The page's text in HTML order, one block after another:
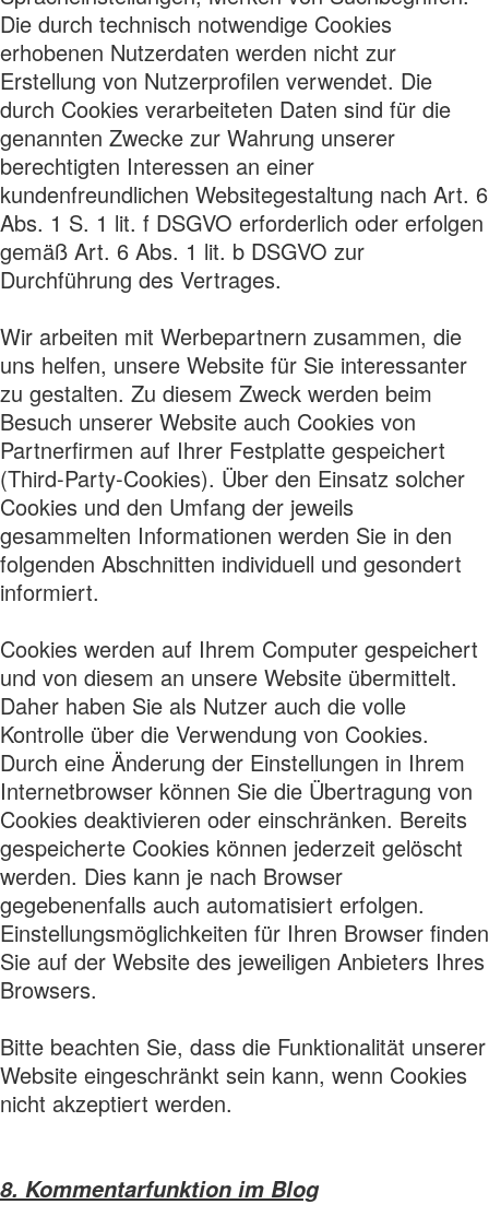
Die durch technisch notwendige Cookies
erhobenen Nutzerdaten werden nicht zur
Erstellung von Nutzerprofilen verwendet. Die
durch Cookies verarbeiteten Daten sind für die
genannten Zwecke zur Wahrung unserer
berechtigten Interessen an einer
kundenfreundlichen Websitegestaltung nach Art. 6
Abs. 1 S. 1 lit. f DSGVO erforderlich oder erfolgen
gemäß Art. 6 Abs. 1 lit. b DSGVO zur
Durchführung des Vertrages.
Wir arbeiten mit Werbepartnern zusammen, die
uns helfen, unsere Website für Sie interessanter
zu gestalten. Zu diesem Zweck werden beim
Besuch unserer Website auch Cookies von
Partnerfirmen auf Ihrer Festplatte gespeichert
(Third-Party-Cookies). Über den Einsatz solcher
Cookies und den Umfang der jeweils
gesammelten Informationen werden Sie in den
folgenden Abschnitten individuell und gesondert
informiert.
Cookies werden auf Ihrem Computer gespeichert
und von diesem an unsere Website übermittelt.
Daher haben Sie als Nutzer auch die volle
Kontrolle über die Verwendung von Cookies.
Durch eine Änderung der Einstellungen in Ihrem
Internetbrowser können Sie die Übertragung von
Cookies deaktivieren oder einschränken. Bereits
gespeicherte Cookies können jederzeit gelöscht
werden. Dies kann je nach Browser
gegebenenfalls auch automatisiert erfolgen.
Einstellungsmöglichkeiten für Ihren Browser finden
Sie auf der Website des jeweiligen Anbieters Ihres
Browsers.
Bitte beachten Sie, dass die Funktionalität unserer
Website eingeschränkt sein kann, wenn Cookies
nicht akzeptiert werden.
8. Kommentarfunktion im Blog